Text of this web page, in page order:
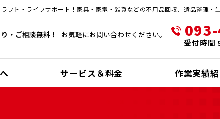
・ライフサポート！家具・家電・雑貨などの不用品回収、遺品整理・生
・ご相談無料！ お気軽にお問い合わせください。
受付時間
サービス＆料金 作業実績